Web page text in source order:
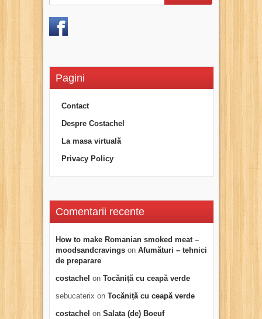
Pagini
Contact
Despre Costachel
La masa virtuală
Privacy Policy
Comentarii recente
How to make Romanian smoked meat –
moodsandcravings on Afumături – tehnici
de preparare
costachel on Tocăniță cu ceapă verde
sebucaterix on Tocăniță cu ceapă verde
costachel on Salata (de) Boeuf